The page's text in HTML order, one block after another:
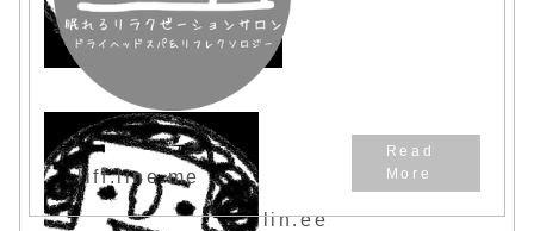
lin.ee
liff.line.me